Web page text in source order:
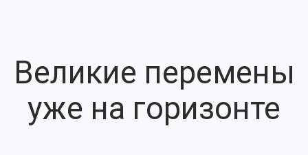
Великие перемены
уже на горизонте